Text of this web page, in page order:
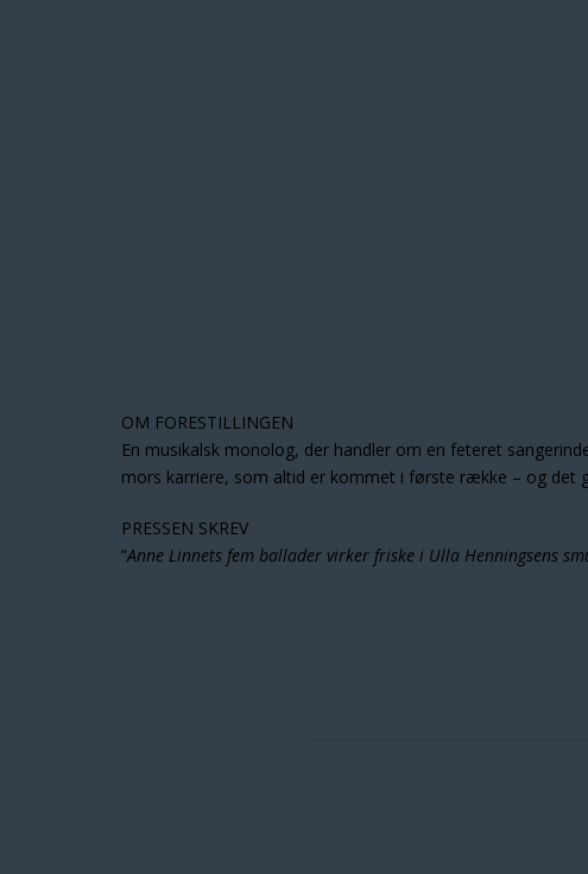
OM FORESTILLINGEN
En musikalsk monolog, der handler om en feteret
mors karriere, som altid er kommet i første række – og det
PRESSEN SKREV
”Anne Linnets fem ballader virker friske i Ulla Henningsens